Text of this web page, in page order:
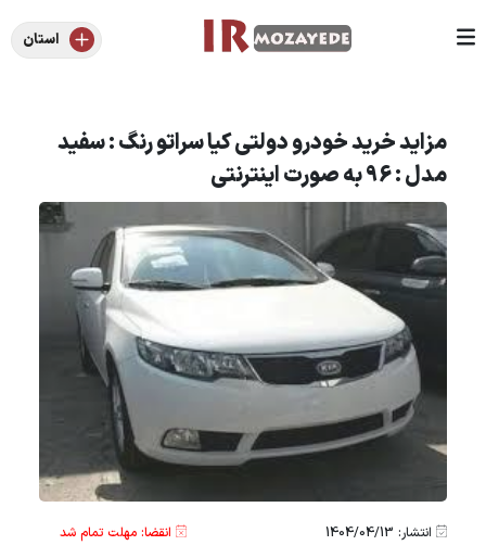
استان
مزاید خرید خودرو دولتی کیا سراتو رنگ : سفید
مدل : 96 به صورت اینترنتی
انتشار: 1404/04/13 انقضا: مهلت تمام شد